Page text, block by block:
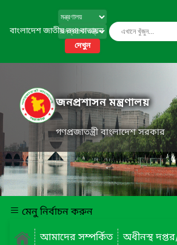
বাংলাদেশ জাতীয় তথ্য বাতায়ন
দেখুন
জনপ্রশাসন মন্ত্রণালয়
গণপ্রজাতন্ত্রী বাংলাদেশ সরকার
মেনু নির্বাচন করুন
আমাদের সম্পর্কিত
অধীনস্থ